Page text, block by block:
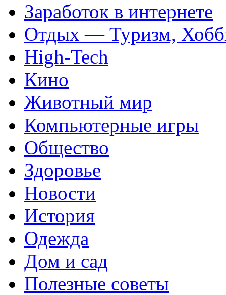
Заработок в интернете
Отдых — Туризм,
High-Tech
Кино
Животный мир
Компьютерные игры
Общество
Здоровье
Новости
История
Одежда
Дом и сад
Полезные советы